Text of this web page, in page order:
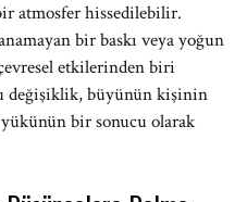
atmosfer hissedilebilir.
bir baskı veya yoğun
etkilerinden biri
değişiklik, büyünün kişinin
yükünün bir sonucu olarak